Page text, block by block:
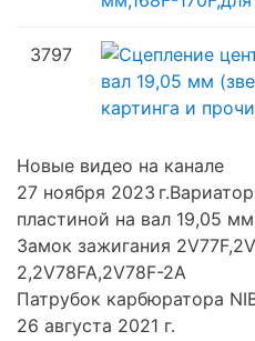
3797
Новые видео на канале
27 ноября 2023
пластиной на вал 19,05
Замок зажигания
2,2V78FA,2V78F-2A
Патрубок карбюратора
26 августа 2021 г.